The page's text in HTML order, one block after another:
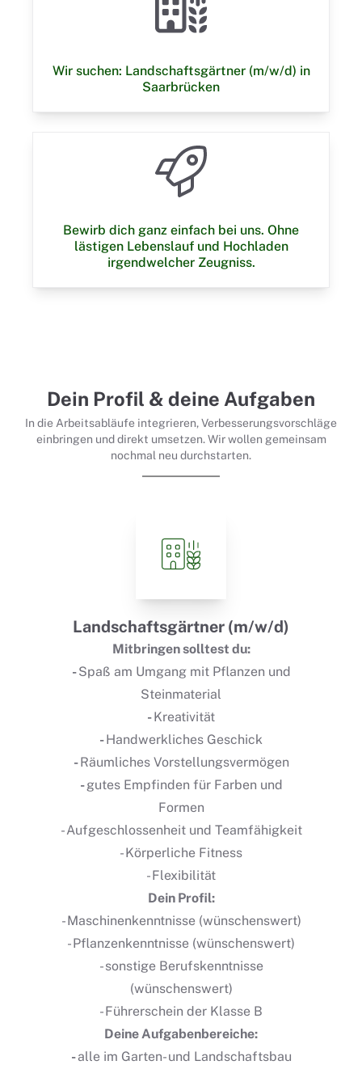
Wir suchen: Landschaftsgärtner (m/w/d) in
Saarbrücken
Bewirb dich ganz einfach bei uns. Ohne
lästigen Lebenslauf und Hochladen
irgendwelcher Zeugniss.
Dein Profil & deine Aufgaben
In die Arbeitsabläufe integrieren, Verbesserungsvorschläge
einbringen und direkt umsetzen. Wir wollen gemeinsam
nochmal neu durchstarten.
Landschaftsgärtner (m/w/d)
Mitbringen solltest du:
-Spaß am Umgang mit Pflanzen und
Steinmaterial
-Kreativität
-Handwerkliches Geschick
-Räumliches Vorstellungsvermögen
-gutes Empfinden für Farben und
Formen
- Aufgeschlossenheit und Teamfähigkeit
- Körperliche Fitness
- Flexibilität
Dein Profil:
- Maschinenkenntnisse (wünschenswert)
- Pflanzenkenntnisse (wünschenswert)
- sonstige Berufskenntnisse
(wünschenswert)
- Führerschein der Klasse B
Deine Aufgabenbereiche:
-alle im Garten- und Landschaftsbau